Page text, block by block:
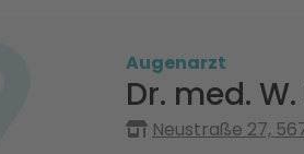
Augenarzt
Dr. med.
Neustraße 27,